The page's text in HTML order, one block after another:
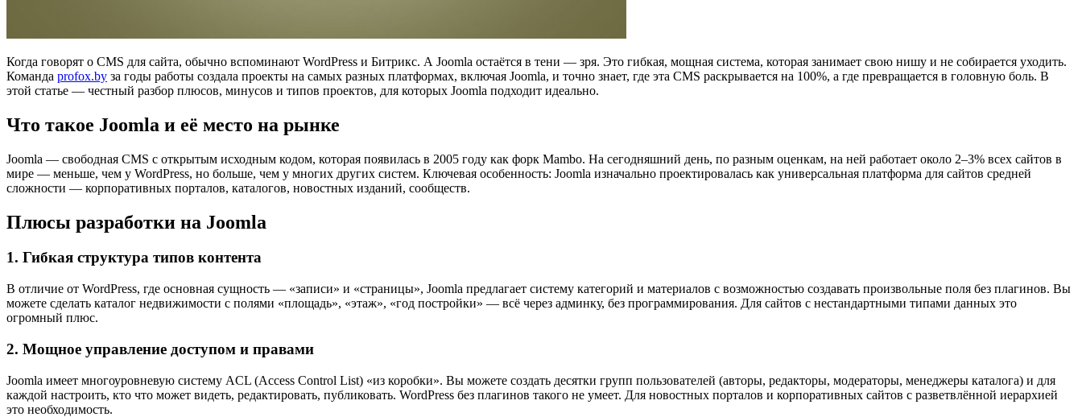
Когда говорят о CMS для сайта, обычно вспоминают WordPress и Битрикс. А Joomla остаётся в тени — зря. Это гибкая, мощная система, которая занимает свою нишу и не собирается уходить.
Команда profox.by за годы работы создала проекты на самых разных платформах, включая Joomla, и точно знает, где эта CMS раскрывается на 100%, а где превращается в головную боль. В
этой статье — честный разбор плюсов, минусов и типов проектов, для которых Joomla подходит идеально.
Что такое Joomla и её место на рынке
Joomla — свободная CMS с открытым исходным кодом, которая появилась в 2005 году как форк Mambo. На сегодняшний день, по разным оценкам, на ней работает около 2–3% всех сайтов в
мире — меньше, чем у WordPress, но больше, чем у многих других систем. Ключевая особенность: Joomla изначально проектировалась как универсальная платформа для сайтов средней
сложности — корпоративных порталов, каталогов, новостных изданий, сообществ.
Плюсы разработки на Joomla
1. Гибкая структура типов контента
В отличие от WordPress, где основная сущность — «записи» и «страницы», Joomla предлагает систему категорий и материалов с возможностью создавать произвольные поля без плагинов. Вы
можете сделать каталог недвижимости с полями «площадь», «этаж», «год постройки» — всё через админку, без программирования. Для сайтов с нестандартными типами данных это
огромный плюс.
2. Мощное управление доступом и правами
Joomla имеет многоуровневую систему ACL (Access Control List) «из коробки». Вы можете создать десятки групп пользователей (авторы, редакторы, модераторы, менеджеры каталога) и для
каждой настроить, кто что может видеть, редактировать, публиковать. WordPress без плагинов такого не умеет. Для новостных порталов и корпоративных сайтов с разветвлённой иерархией
это необходимость.